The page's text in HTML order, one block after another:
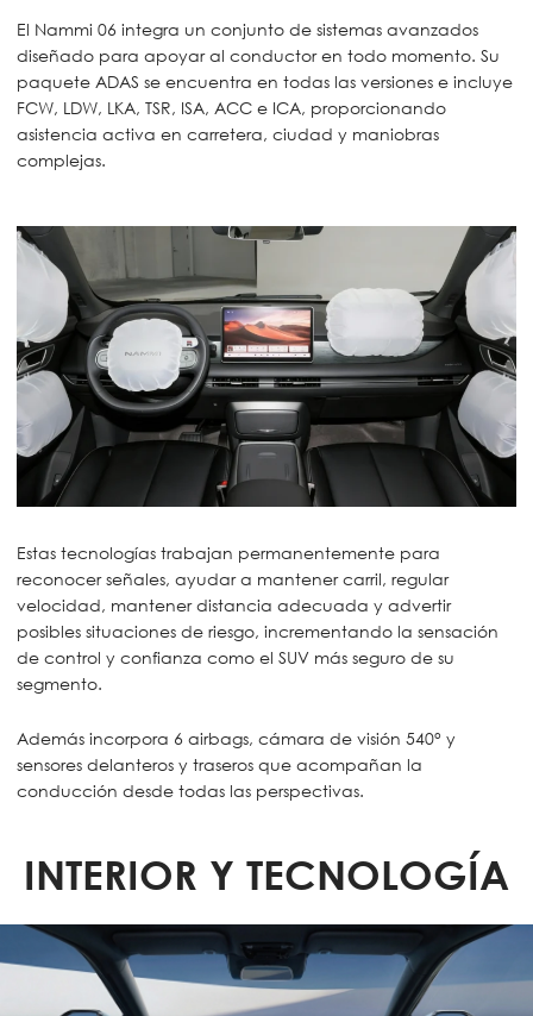
El Nammi 06 integra un conjunto de sistemas avanzados
diseñado para apoyar al conductor en todo momento. Su
paquete ADAS se encuentra en todas las versiones e incluye
FCW, LDW, LKA, TSR, ISA, ACC e ICA, proporcionando
asistencia activa en carretera, ciudad y maniobras
complejas.
Estas tecnologías trabajan permanentemente para
reconocer señales, ayudar a mantener carril, regular
velocidad, mantener distancia adecuada y advertir
posibles situaciones de riesgo, incrementando la sensación
de control y confianza como el SUV más seguro de su
segmento.
Además incorpora 6 airbags, cámara de visión 540° y
sensores delanteros y traseros que acompañan la
conducción desde todas las perspectivas.
INTERIOR Y TECNOLOGÍA